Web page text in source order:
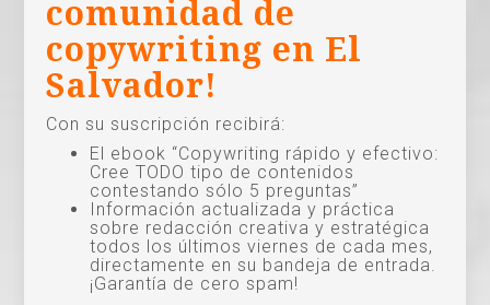
comunidad de
copywriting en El
Salvador!
Con su suscripción recibirá:
El ebook “Copywriting rápido y efectivo:
Cree TODO tipo de contenidos
contestando sólo 5 preguntas”
Información actualizada y práctica
sobre redacción creativa y estratégica
todos los últimos viernes de cada mes,
directamente en su bandeja de entrada.
¡Garantía de cero spam!